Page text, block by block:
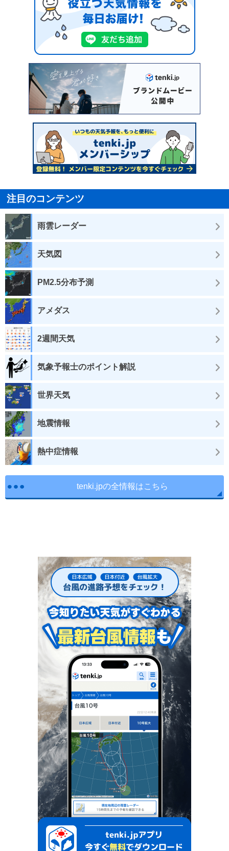
注目のコンテンツ
雨雲レーダー
天気図
PM2.5分布予測
アメダス
2週間天気
気象予報士のポイント解説
世界天気
地震情報
熱中症情報
tenki.jpの全情報はこちら